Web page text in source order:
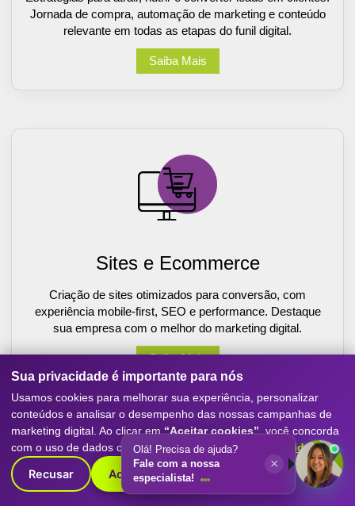
Jornada de compra, automação de marketing e conteúdo
relevante em todas as etapas do funil digital.
Saiba Mais
Sites e Ecommerce
Criação de sites otimizados para conversão, com
experiência mobile-first, SEO e performance. Destaque
sua empresa com o melhor do marketing digital.
Saiba Mais
Sua privacidade é importante para nós
Usamos cookies para melhorar sua experiência, personalizar
conteúdos e analisar o desempenho das nossas campanhas de
marketing digital. Ao clicar em “Aceitar cookies” , você concorda
com o uso de dados conforme nossaPolítica de Privacidade.
Recusar Aceitar cookies
Olá! Precisa de ajuda?
Fale com a nossa
especialista!
×